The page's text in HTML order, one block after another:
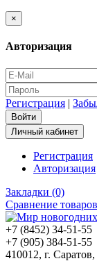
×
Авторизация
Регистрация |
Личный кабинет
Регистрация
Авторизация
Закладки (0)
Сравнение
+7 (8452) 34-51-55
+7 (905) 384-51-55
410012, г.